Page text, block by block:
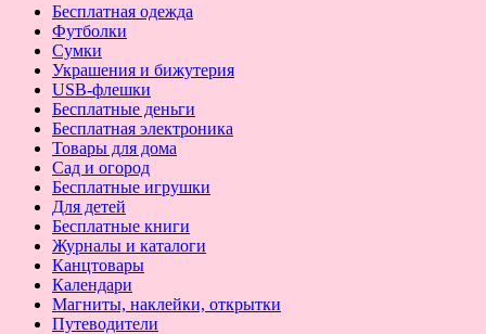
Бесплатная одежда
Футболки
Сумки
Украшения и бижутерия
USB-флешки
Бесплатные деньги
Бесплатная электроника
Товары для дома
Сад и огород
Бесплатные игрушки
Для детей
Бесплатные книги
Журналы и каталоги
Канцтовары
Календари
Магниты, наклейки, открытки
Путеводители